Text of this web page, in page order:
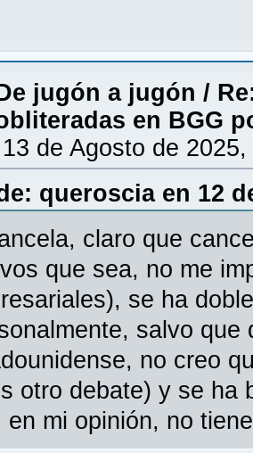
jugón a jugón /
en BGG
13 de Agosto de
queroscia en 12
claro que
que sea, no me
se ha
salvo
no creo
otro debate) y se ha
en mi opinión, no